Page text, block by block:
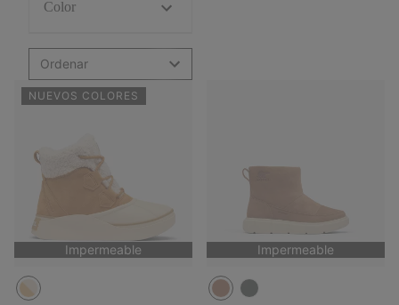
Color
Ordenar
NUEVOS COLORES
Impermeable Impermeable